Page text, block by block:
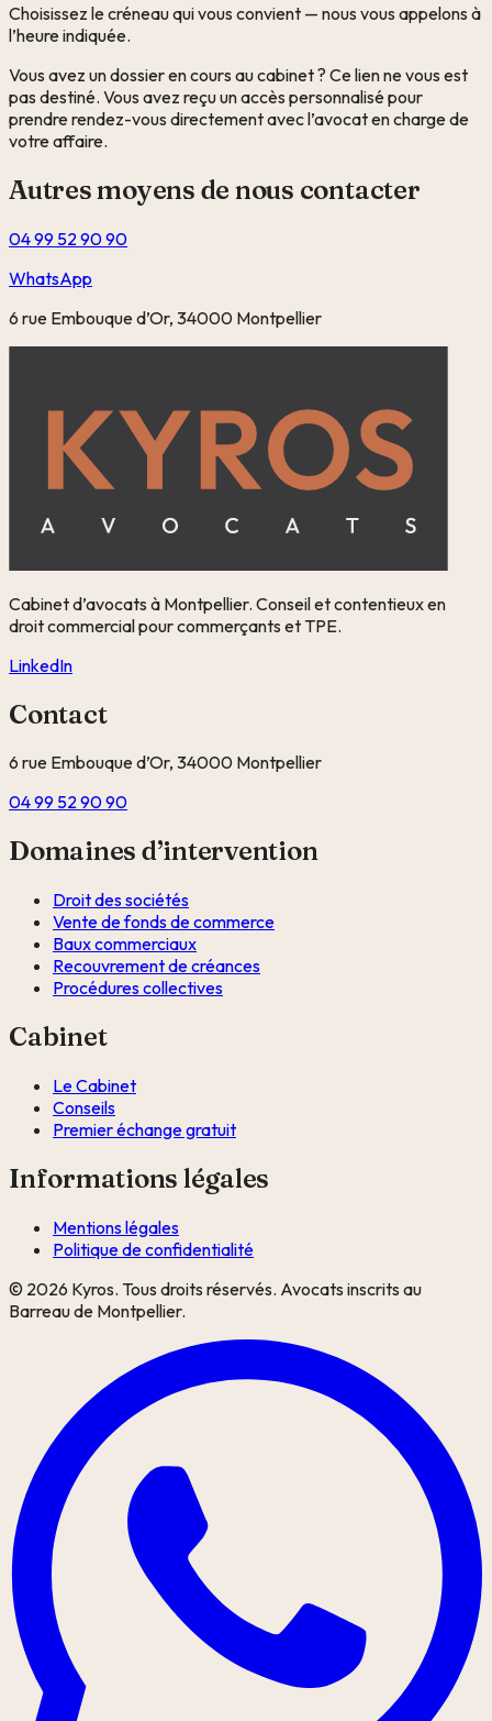
Choisissez le créneau qui vous convient — nous vous appelons à
l’heure indiquée.
Vous avez un dossier en cours au cabinet ? Ce lien ne vous est
pas destiné. Vous avez reçu un accès personnalisé pour
prendre rendez-vous directement avec l’avocat en charge de
votre affaire.
Autres moyens de nous contacter
04 99 52 90 90
WhatsApp
6 rue Embouque d’Or, 34000 Montpellier
Cabinet d’avocats à Montpellier. Conseil et contentieux en
droit commercial pour commerçants et TPE.
LinkedIn
Contact
6 rue Embouque d’Or, 34000 Montpellier
04 99 52 90 90
Domaines d’intervention
Droit des sociétés
Vente de fonds de commerce
Baux commerciaux
Recouvrement de créances
Procédures collectives
Cabinet
Le Cabinet
Conseils
Premier échange gratuit
Informations légales
Mentions légales
Politique de confidentialité
© 2026 Kyros. Tous droits réservés. Avocats inscrits au
Barreau de Montpellier.